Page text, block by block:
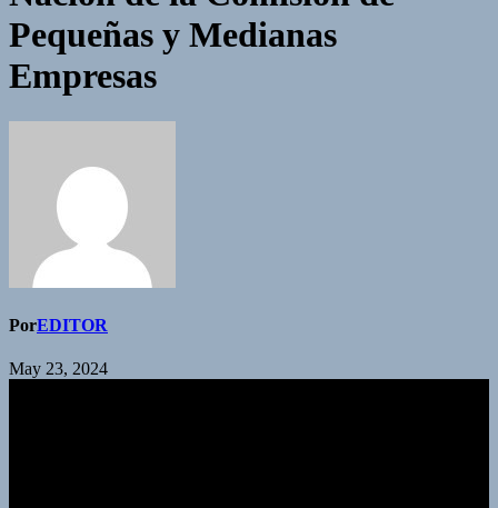
Pequeñas y Medianas
Empresas
PorEDITOR
May 23, 2024